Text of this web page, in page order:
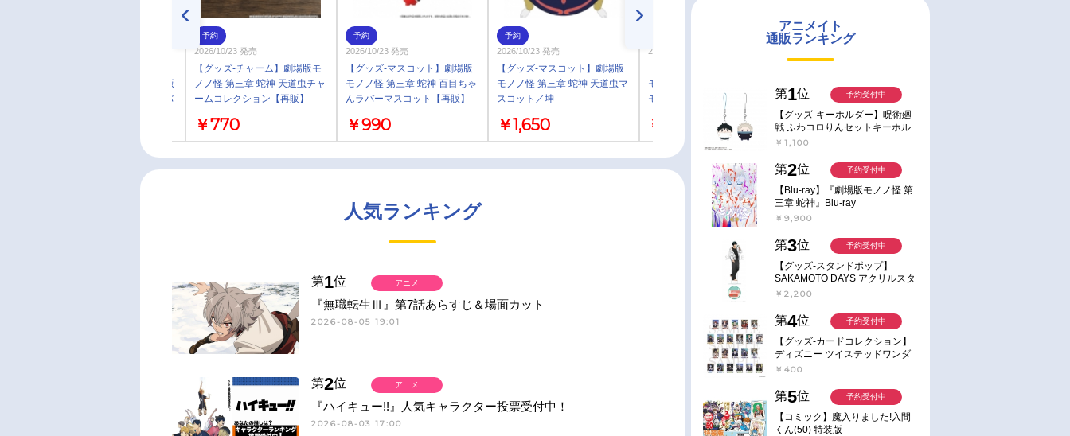
モノノ怪 第三章 蛇神』 劇場版
モノノ怪×kyo・miori リップバ
予約
2026/10/23 発売
【グッズ-チャーム】劇場版モ
ノノ怪 第三章 蛇神 天道虫チャ
ームコレクション【再販】
￥770
予約
2026/10/23 発売
【グッズ-マスコット】劇場版
モノノ怪 第三章 蛇神 百目ちゃ
んラバーマスコット【再販】
￥990
予約
2026/10/23 発売
【グッズ-マスコット】劇場版
モノノ怪 第三章 蛇神 天道虫マ
スコット／坤
￥1,650
2026年09月 中旬 発売予定
モノノ怪 第三章 蛇神』 劇場版
モノノ怪×kyo・miori リップバ
￥1,980
予約
ームコレクション【再販】
￥770
人気ランキング
第1位
『無職転生Ⅲ』第7話あらすじ＆場面カット
2026-08-05 19:01
アニメ
第2位
『ハイキュー!!』人気キャラクター投票受付中！
2026-08-03 17:00
アニメ
アニメイト
通販ランキング
第1位
【グッズ-キーホルダー】呪術廻
戦 ふわコロりんセットキーホル
ダー【アニメイト特典付】
￥1,100
予約受付中
第2位
【Blu-ray】『劇場版モノノ怪 第
三章 蛇神』Blu-ray
￥9,900
予約受付中
第3位
【グッズ-スタンドポップ】
SAKAMOTO DAYS アクリルスタ
ンド～Sunny Afternoon～ 4.南雲
￥2,200
予約受付中
第4位
【グッズ-カードコレクション】
ディズニー ツイステッドワンダ
ーランド ランダムカードコレク
￥400
予約受付中
第5位
【コミック】魔入りました!入間
くん(50) 特装版
予約受付中